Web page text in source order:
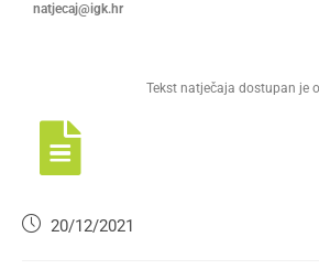
natjecaj@igk.hr
Tekst natječaja dostupan je
20/12/2021